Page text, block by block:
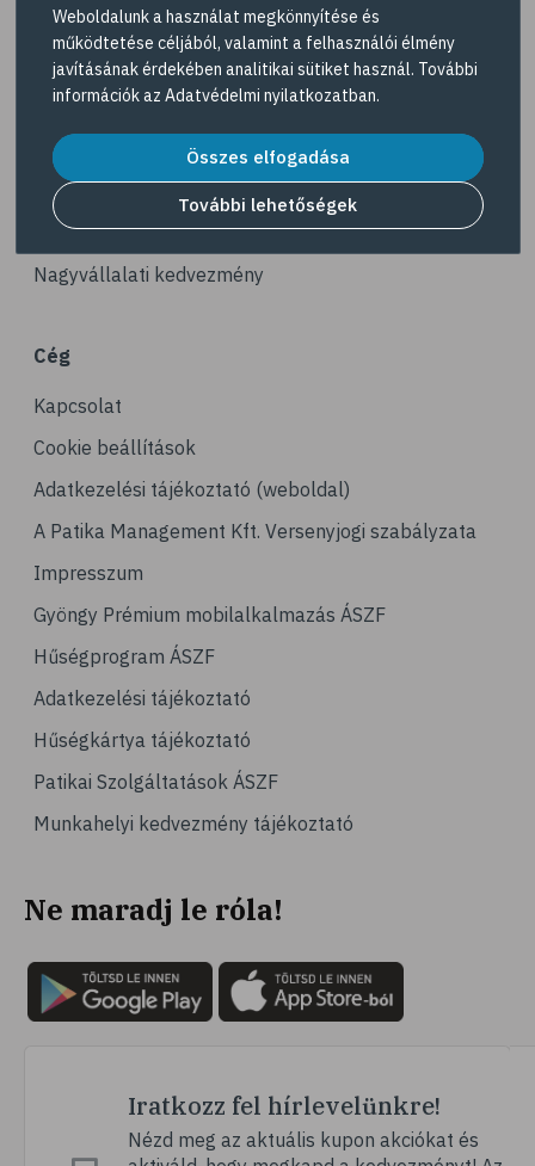
# élelmi rostok
# gluténérzékenység
# vas
# gluténmentes
# quinoa
# szelén
# kuszkusz
# hajdina
# egészséges étrend
# kenyér
# gabona
Navigáció
Akciós termékek
Dermokozmetikumok
Gyöngy Patika Magazin
Patika kereső
Nagyvállalati kedvezmény
Cég
Kapcsolat
Cookie beállítások
Adatkezelési tájékoztató (weboldal)
A Patika Management Kft. Versenyjogi szabályzata
Impresszum
Gyöngy Prémium mobilalkalmazás ÁSZF
Hűségprogram ÁSZF
Adatkezelési tájékoztató
Hűségkártya tájékoztató
Patikai Szolgáltatások ÁSZF
Munkahelyi kedvezmény tájékoztató
Ne maradj le róla!
Iratkozz fel hírlevelünkre!
Nézd meg az aktuális kupon akciókat és
Weboldalunk a használat megkönnyítése és
működtetése céljából, valamint a felhasználói élmény
javításának érdekében analitikai sütiket használ. További
információk az Adatvédelmi nyilatkozatban.
Összes elfogadása
További lehetőségek